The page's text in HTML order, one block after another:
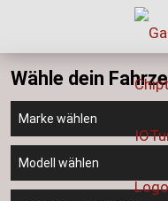
Wähle dein